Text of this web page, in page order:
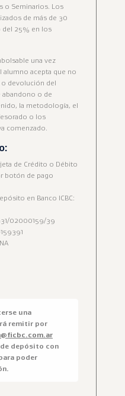
o Seminarios. Los
de más de 30
del 25% en los
una vez
alumno acepta que no
devolución del
abandono o de
la metodología, el
o los
comenzado.
de Crédito o Débito
botón de pago
en Banco ICBC:
02000159/39
una
remitir por
depósito con
poder